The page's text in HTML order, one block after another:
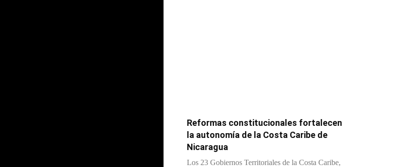
Reformas constitucionales fortalecen
la autonomía de la Costa Caribe de
Nicaragua
Los 23 Gobiernos Territoriales de la Costa Caribe,